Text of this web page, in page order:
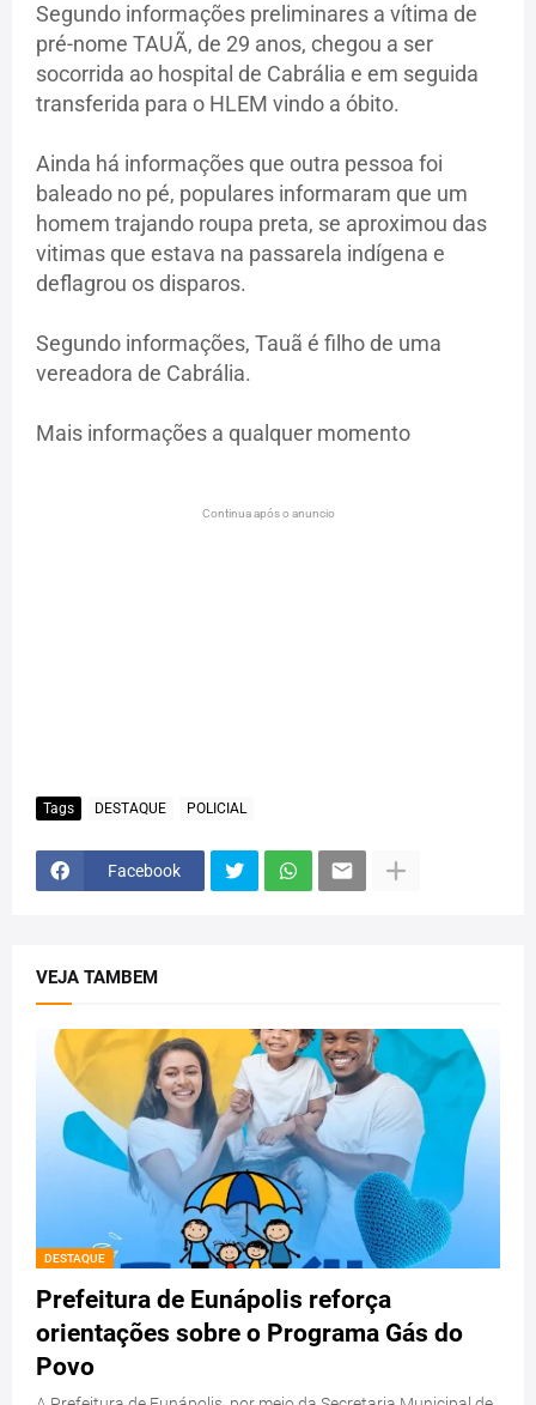
Segundo informações preliminares a vítima de
pré-nome TAUÃ, de 29 anos, chegou a ser
socorrida ao hospital de Cabrália e em seguida
transferida para o HLEM vindo a óbito.
Ainda há informações que outra pessoa foi
baleado no pé, populares informaram que um
homem trajando roupa preta, se aproximou das
vitimas que estava na passarela indígena e
deflagrou os disparos.
Segundo informações, Tauã é filho de uma
vereadora de Cabrália.
Mais informações a qualquer momento
Continua após o anuncio
Tags DESTAQUE POLICIAL
Facebook
VEJA TAMBEM
DESTAQUE
Prefeitura de Eunápolis reforça
orientações sobre o Programa Gás do
Povo